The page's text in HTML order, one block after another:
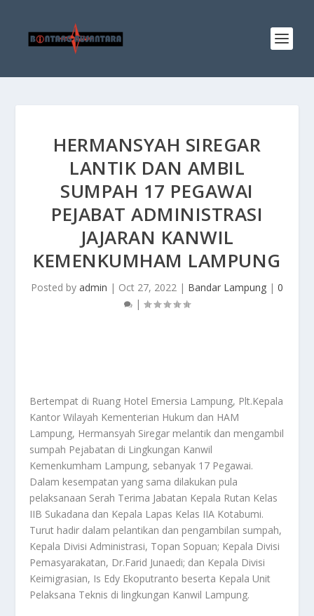
HERMANSYAH SIREGAR
LANTIK DAN AMBIL
SUMPAH 17 PEGAWAI
PEJABAT ADMINISTRASI
JAJARAN KANWIL
KEMENKUMHAM LAMPUNG
Posted by admin | Oct 27, 2022 | Bandar Lampung | 0
|
Bertempat di Ruang Hotel Emersia Lampung, Plt.Kepala
Kantor Wilayah Kementerian Hukum dan HAM
Lampung, Hermansyah Siregar melantik dan mengambil
sumpah Pejabatan di Lingkungan Kanwil
Kemenkumham Lampung, sebanyak 17 Pegawai.
Dalam kesempatan yang sama dilakukan pula
pelaksanaan Serah Terima Jabatan Kepala Rutan Kelas
IIB Sukadana dan Kepala Lapas Kelas IIA Kotabumi.
Turut hadir dalam pelantikan dan pengambilan sumpah,
Kepala Divisi Administrasi, Topan Sopuan; Kepala Divisi
Pemasyarakatan, Dr.Farid Junaedi; dan Kepala Divisi
Keimigrasian, Is Edy Ekoputranto beserta Kepala Unit
Pelaksana Teknis di lingkungan Kanwil Lampung.